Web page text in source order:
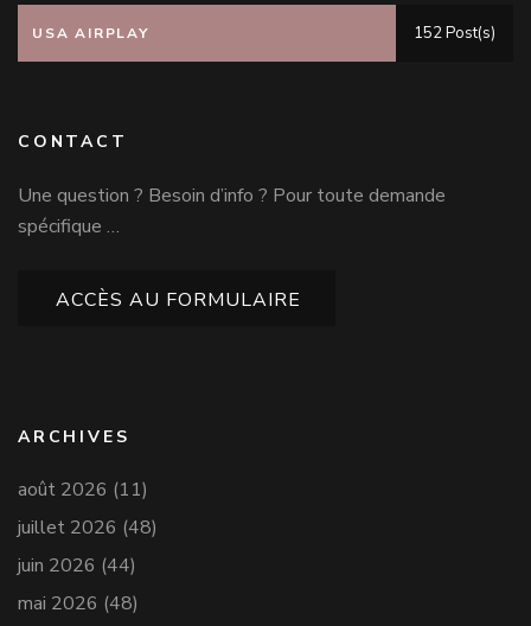
USA AIRPLAY 152 Post(s)
CONTACT
Une question ? Besoin d’info ? Pour toute demande
spécifique …
ACCÈS AU FORMULAIRE
ARCHIVES
août 2026 (11)
juillet 2026 (48)
juin 2026 (44)
mai 2026 (48)